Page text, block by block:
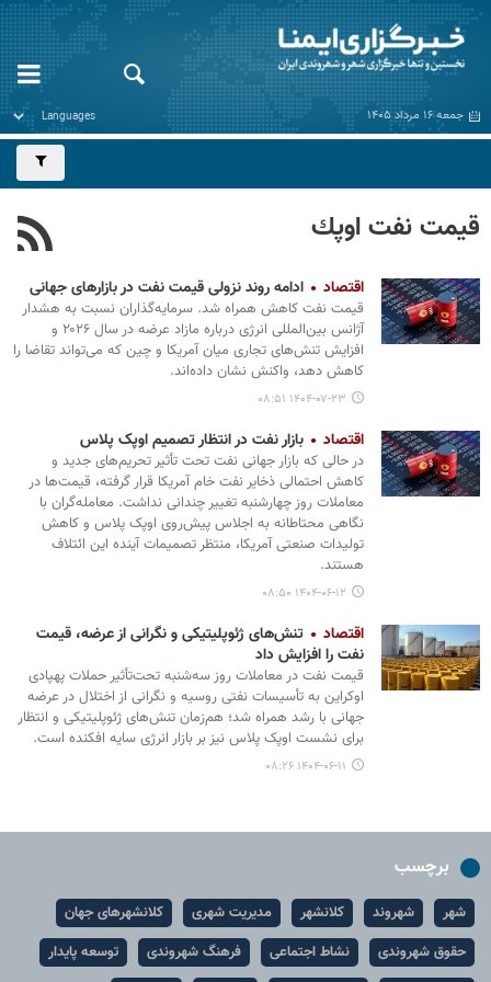
جمعه ۱۶ مرداد ۱۴۰۵
قيمت نفت اوپك
اقتصاد ادامه روند نزولی قیمت نفت در بازارهای جهانی
قیمت نفت کاهش همراه شد. سرمایه‌گذاران نسبت به هشدار
آژانس بین‌المللی انرژی درباره مازاد عرضه در سال ۲۰۲۶ و
افزایش تنش‌های تجاری میان آمریکا و چین که می‌تواند تقاضا را
کاهش دهد، واکنش نشان داده‌اند.
۱۴۰۴-۰۷-۲۳ ۰۸:۵۱
اقتصاد بازار نفت در انتظار تصمیم اوپک پلاس
در حالی که بازار جهانی نفت تحت تأثیر تحریم‌های جدید و
کاهش احتمالی ذخایر نفت خام آمریکا قرار گرفته، قیمت‌ها در
معاملات روز چهارشنبه تغییر چندانی نداشت. معامله‌گران با
نگاهی محتاطانه به اجلاس پیش‌روی اوپک پلاس و کاهش
تولیدات صنعتی آمریکا، منتظر تصمیمات آینده این ائتلاف
هستند.
۱۴۰۴-۰۶-۱۲ ۰۸:۵۰
اقتصاد
تنش‌های ژئوپلیتیکی و نگرانی از عرضه، قیمت
نفت را افزایش داد
قیمت نفت در معاملات روز سه‌شنبه تحت‌تأثیر حملات پهپادی
اوکراین به تأسیسات نفتی روسیه و نگرانی از اختلال در عرضه
جهانی با رشد همراه شد؛ هم‌زمان تنش‌های ژئوپلیتیکی و انتظار
برای نشست اوپک پلاس نیز بر بازار انرژی سایه افکنده است.
۱۴۰۴-۰۶-۱۱ ۰۸:۲۶
برچسب
شهر شهروند کلانشهر مدیریت شهری
کلانشهرهای جهان
حقوق شهروندی
نشاط اجتماعی فرهنگ شهروندی
توسعه پایدار